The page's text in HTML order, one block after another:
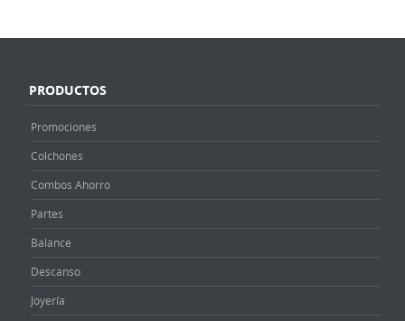
PRODUCTOS
Promociones
Colchones
Combos Ahorro
Partes
Balance
Descanso
Joyería